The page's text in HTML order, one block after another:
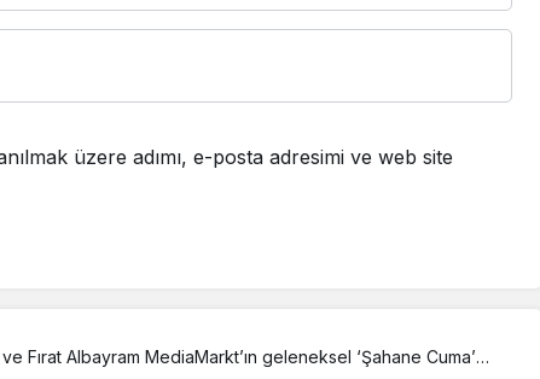
üzere adımı, e-posta adresimi ve web site
Fırat Albayram MediaMarkt’ın geleneksel ‘Şahane Cuma’